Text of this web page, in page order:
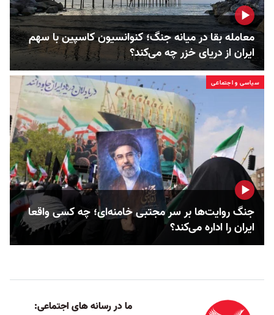
معامله بقا در میانه جنگ؛ کنوانسیون کاسپین با سهم
ایران از دریای خزر چه می‌کند؟
سیاسی و اجتماعی
جنگ روایت‌ها بر سر مجتبی خامنه‌ای؛ چه کسی واقعا
ایران را اداره می‌کند؟
ما در رسانه های اجتماعی: